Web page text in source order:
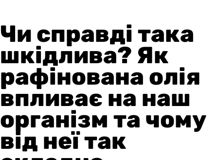
Чи справді така
шкідлива? Як
рафінована олія
впливає на наш
організм та чому
від неї так